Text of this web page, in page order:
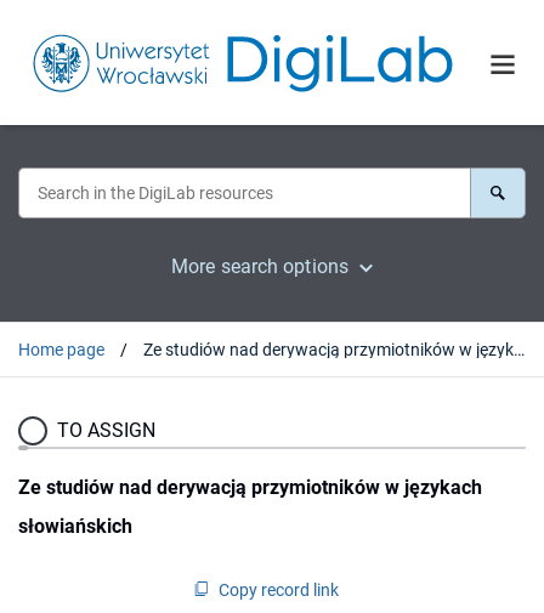
More search options
Home page Ze studiów nad derywacją przymiotników w językach słowiańskich
TO ASSIGN
Ze studiów nad derywacją przymiotników w językach
słowiańskich
Copy record link